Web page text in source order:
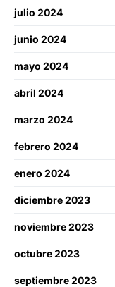
julio 2024
junio 2024
mayo 2024
abril 2024
marzo 2024
febrero 2024
enero 2024
diciembre 2023
noviembre 2023
octubre 2023
septiembre 2023